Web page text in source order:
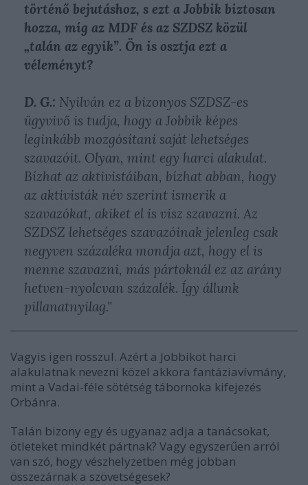
történő bejutáshoz, s ezt a Jobbik biztosan
hozza, míg az MDF és az SZDSZ közül
„talán az egyik”. Ön is osztja ezt a
véleményt?
D. G.: Nyilván ez a bizonyos SZDSZ-es
ügyvivő is tudja, hogy a Jobbik képes
leginkább mozgósítani saját lehetséges
szavazóit. Olyan, mint egy harci alakulat.
Bízhat az aktivistáiban, bízhat abban, hogy
az aktivisták név szerint ismerik a
szavazókat, akiket el is visz szavazni. Az
SZDSZ lehetséges szavazóinak jelenleg csak
negyven százaléka mondja azt, hogy el is
menne szavazni, más pártoknál ez az arány
hetven-nyolcvan százalék. Így állunk
pillanatnyilag."
Vagyis igen rosszul. Azért a Jobbikot harci
alakulatnak nevezni közel akkora fantáziavívmány,
mint a Vadai-féle sötétség tábornoka kifejezés
Orbánra.
Talán bizony egy és ugyanaz adja a tanácsokat,
ötleteket mindkét pártnak? Vagy egyszerűen arról
van szó, hogy vészhelyzetben még jobban
összezárnak a szövetségesek?